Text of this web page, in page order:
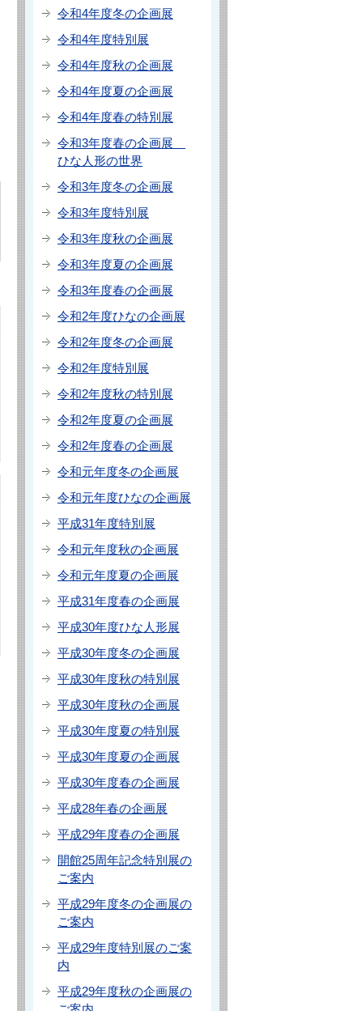
令和4年度冬の企画展
令和4年度特別展
令和4年度秋の企画展
令和4年度夏の企画展
令和4年度春の特別展
令和3年度春の企画展
ひな人形の世界
令和3年度冬の企画展
令和3年度特別展
令和3年度秋の企画展
令和3年度夏の企画展
令和3年度春の企画展
令和2年度ひなの企画展
令和2年度冬の企画展
令和2年度特別展
令和2年度秋の特別展
令和2年度夏の企画展
令和2年度春の企画展
令和元年度冬の企画展
令和元年度ひなの企画展
平成31年度特別展
令和元年度秋の企画展
令和元年度夏の企画展
平成31年度春の企画展
平成30年度ひな人形展
平成30年度冬の企画展
平成30年度秋の特別展
平成30年度秋の企画展
平成30年度夏の特別展
平成30年度夏の企画展
平成30年度春の企画展
平成28年春の企画展
平成29年度春の企画展
開館25周年記念特別展の
ご案内
平成29年度冬の企画展の
ご案内
平成29年度特別展のご案
内
平成29年度秋の企画展の